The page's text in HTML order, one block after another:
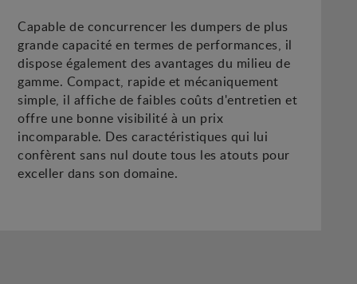
Capable de concurrencer les dumpers de plus
grande capacité en termes de performances, il
dispose également des avantages du milieu de
gamme. Compact, rapide et mécaniquement
simple, il affiche de faibles coûts d'entretien et
offre une bonne visibilité à un prix
incomparable. Des caractéristiques qui lui
confèrent sans nul doute tous les atouts pour
exceller dans son domaine.